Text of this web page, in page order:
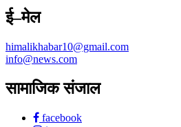
ई–मेल
himalikhabar10@gmail.com
info@news.com
सामाजिक संजाल
facebook